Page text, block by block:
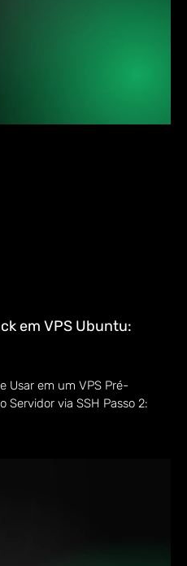
em VPS Ubuntu:
Usar em um VPS Pré-
Servidor via SSH Passo 2: